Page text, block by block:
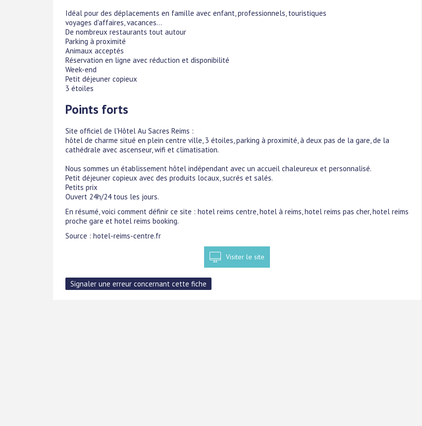
Idéal pour des déplacements en famille avec enfant, professionnels, touristiques
voyages d'affaires, vacances...
De nombreux restaurants tout autour
Parking à proximité
Animaux acceptés
Réservation en ligne avec réduction et disponibilité
Week-end
Petit déjeuner copieux
3 étoiles
Points forts
Site officiel de l'Hôtel Au Sacres Reims :
hôtel de charme situé en plein centre ville, 3 étoiles, parking à proximité, à deux pas de la gare, de la
cathédrale avec ascenseur, wifi et climatisation.
Nous sommes un établissement hôtel indépendant avec un accueil chaleureux et personnalisé.
Petit déjeuner copieux avec des produits locaux, sucrés et salés.
Petits prix
Ouvert 24h/24 tous les jours.
En résumé, voici comment définir ce site : hotel reims centre, hotel à reims, hotel reims pas cher, hotel reims
proche gare et hotel reims booking.
Source : hotel-reims-centre.fr
Visiter le site